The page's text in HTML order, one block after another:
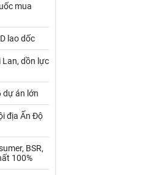
chăn nuôi
dầu
mua
lao dốc
Lan, dồn lực
dự án lớn
địa Ấn Độ
BSR,
100%